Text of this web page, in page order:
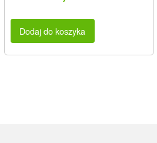
Dodaj do koszyka